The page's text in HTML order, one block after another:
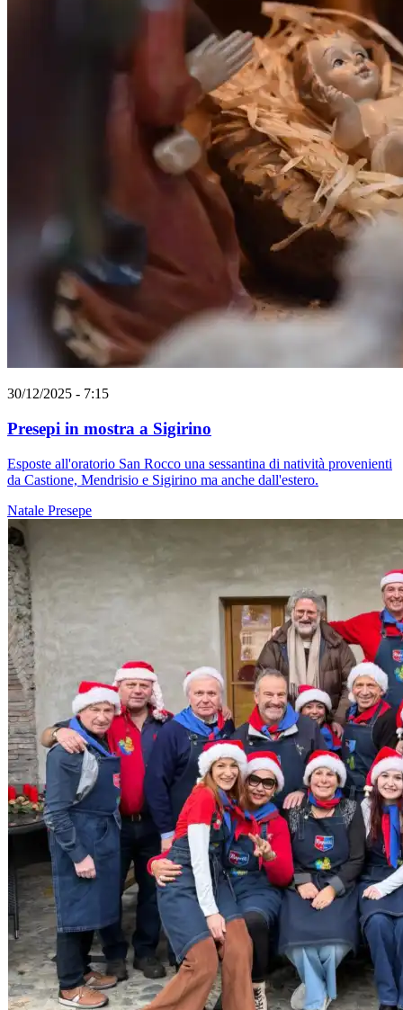
30/12/2025 - 7:15
Presepi in mostra a Sigirino
Esposte all'oratorio San Rocco una sessantina di natività provenienti
da Castione, Mendrisio e Sigirino ma anche dall'estero.
Natale Presepe